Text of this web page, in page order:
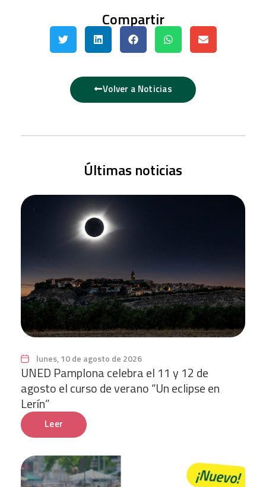
Compartir
Volver a Noticias
Últimas noticias
lunes, 10 de agosto de 2026
UNED Pamplona celebra el 11 y 12 de
agosto el curso de verano “Un eclipse en
Lerín”
Leer